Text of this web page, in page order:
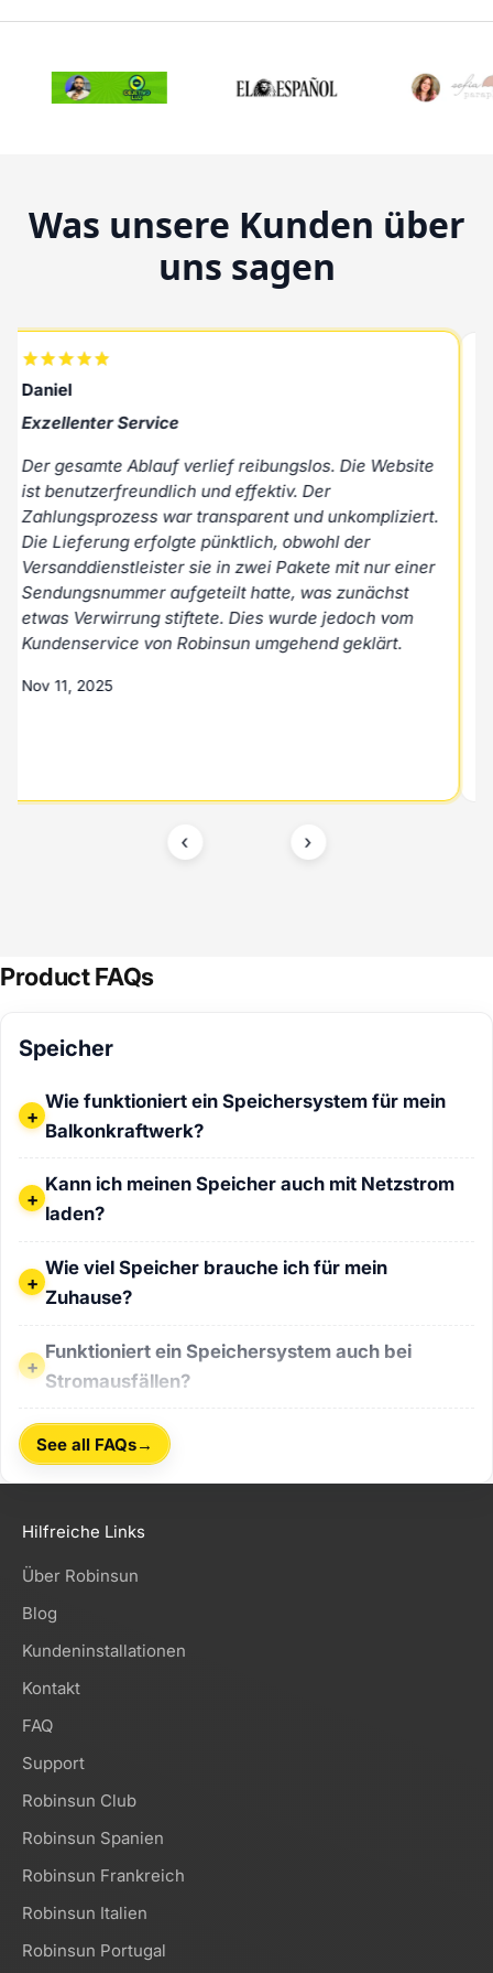
Was unsere Kunden über
uns sagen
einer
vom
Hervorragender Kundenservice
Ausgezeichneter Kundenservice, schneller
und qualitativ hochwertiges Produkt zu einem
Preis.
Nov 11, 2025
Marstek Venus E 3.0 - 5.12 kWh Batterie-
‹ ›
Product FAQs
Speicher
Wie funktioniert ein Speichersystem für mein
Balkonkraftwerk?
Kann ich meinen Speicher auch mit Netzstrom
laden?
Wie viel Speicher brauche ich für mein
Zuhause?
Funktioniert ein Speichersystem auch bei
Stromausfällen?
See all FAQs→
Hilfreiche Links
Über Robinsun
Blog
Kundeninstallationen
Kontakt
FAQ
Support
Robinsun Club
Robinsun Spanien
Robinsun Frankreich
Robinsun Italien
Robinsun Portugal